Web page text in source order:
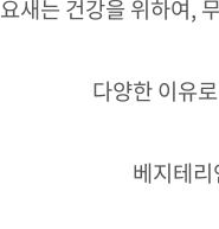
요새는 건강을 위하여,
다양한 이유
베지테